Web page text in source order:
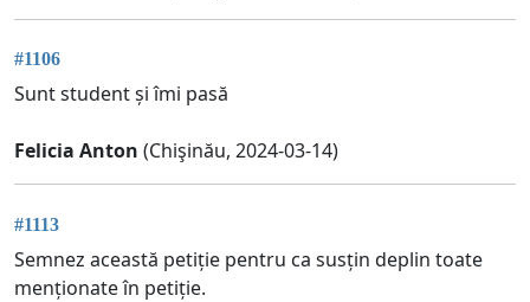
#1106
Sunt student și îmi pasă
Felicia Anton (Chişinău, 2024-03-14)
#1113
Semnez această petiție pentru ca susțin deplin toate
menționate în petiție.